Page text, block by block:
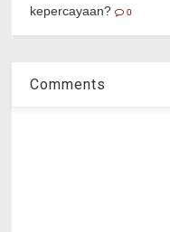
kepercayaan?
0
Comments